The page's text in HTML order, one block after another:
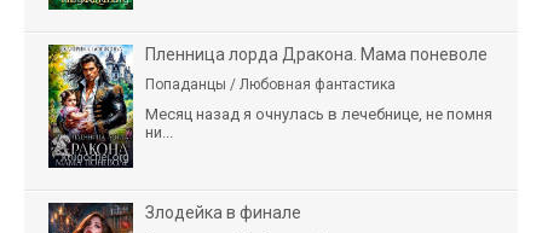
Пленница лорда Дракона. Мама поневоле
Попаданцы / Любовная фантастика
Месяц назад я очнулась в лечебнице, не помня
ни...
Злодейка в финале